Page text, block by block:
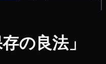
の良法」